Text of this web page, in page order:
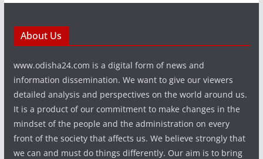
About Us
www.odisha24.com is a digital form of news and
information dissemination. We want to give our viewers
detailed analysis and perspectives on the world around us.
It is a product of our commitment to make changes in the
mindset of the people and the administration on every
front of the society that affects us. We believe strongly that
we can and must do things differently. Our aim is to bring